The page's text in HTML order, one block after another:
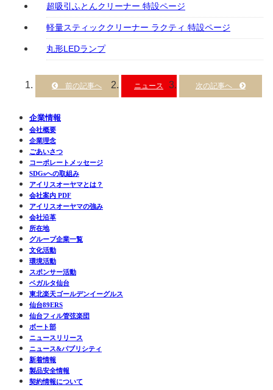
超吸引ふとんクリーナー 特設ページ
軽量スティッククリーナー ラクティ 特設ページ
丸形LEDランプ
ニュース
企業情報
会社概要
企業理念
ごあいさつ
コーポレートメッセージ
SDGsへの取組み
アイリスオーヤマとは？
会社案内 PDF
アイリスオーヤマの強み
会社沿革
所在地
グループ企業一覧
文化活動
環境活動
スポンサー活動
ベガルタ仙台
東北楽天ゴールデンイーグルス
仙台89ERS
仙台フィル管弦楽団
ボート部
ニュースリリース
ニュース&パブリシティ
新着情報
製品安全情報
契約情報について